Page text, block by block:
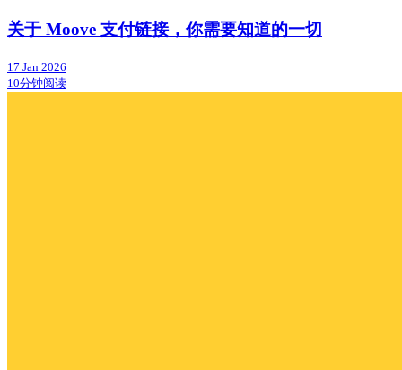
关于 Moove 支付链接，你需要知道的一切
17 Jan 2026
10分钟阅读